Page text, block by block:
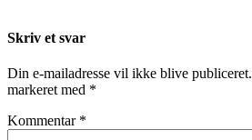
Skriv et svar
Din e-mailadresse vil ikke blive publiceret.
markeret med *
Kommentar *